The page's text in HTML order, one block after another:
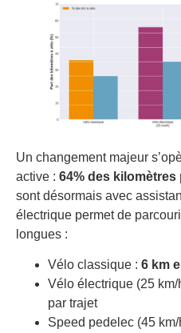
Un changement majeur
active : 64% des
sont désormais avec
électrique permet de
longues :
Vélo classique : 6 km
Vélo électrique (25 km/
par trajet
Speed pedelec (45 km/